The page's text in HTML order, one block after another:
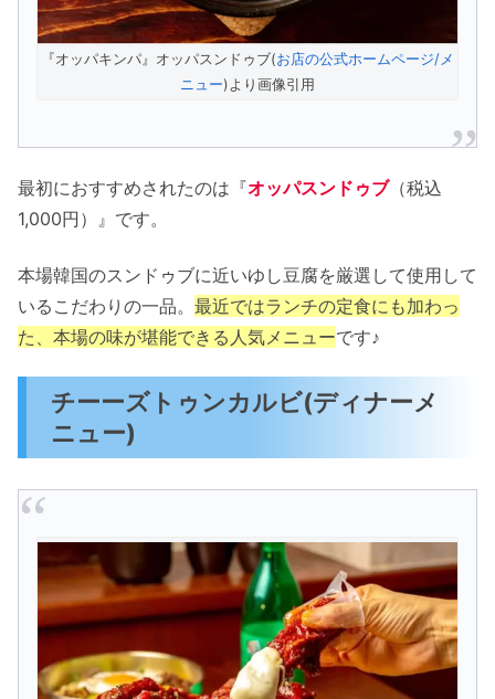
『オッパキンパ』オッパスンドゥブ(お店の公式ホームページ/メ
ニュー)より画像引用
最初におすすめされたのは『オッパスンドゥブ（税込
1,000円）』です。
本場韓国のスンドゥブに近いゆし豆腐を厳選して使用して
いるこだわりの一品。 最近ではランチの定食にも加わっ
た、本場の味が堪能できる人気メニューです♪
チーーズトゥンカルビ(ディナーメ
ニュー)